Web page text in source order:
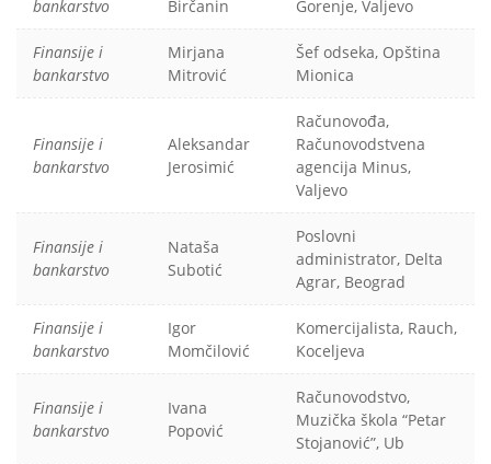
bankarstvo
Birčanin
Gorenje, Valjevo
Finansije i
bankarstvo
Mirjana
Mitrović
Šef odseka, Opština
Mionica
Finansije i
bankarstvo
Aleksandar
Jerosimić
Računovođa,
Računovodstvena
agencija Minus,
Valjevo
Finansije i
bankarstvo
Nataša
Subotić
Poslovni
administrator, Delta
Agrar, Beograd
Finansije i
bankarstvo
Igor
Momčilović
Komercijalista, Rauch,
Koceljeva
Finansije i
bankarstvo
Ivana
Popović
Računovodstvo,
Muzička škola “Petar
Stojanović”, Ub